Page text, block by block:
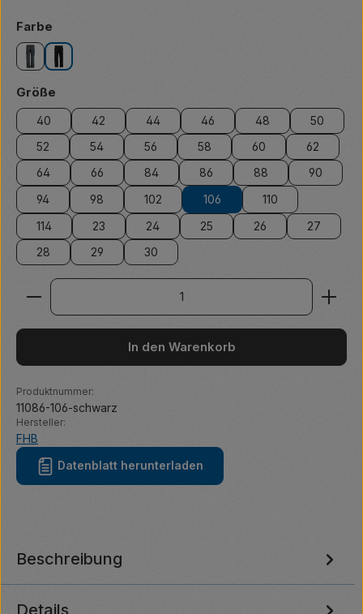
Farbe
anthrazitschwarz
Größe
40 42 44 46 48
50
52
54 56 58 60
62
64
66 84 86 88
90
94
98 102 106
110
114
23 24 25 26
27
28
29 30
Produkt Anzahl: Gib den gewünschten Wert ein
In den Warenkorb
Produktnummer:
11086-106-schwarz
Hersteller:
FHB
Datenblatt herunterladen
Beschreibung
Details